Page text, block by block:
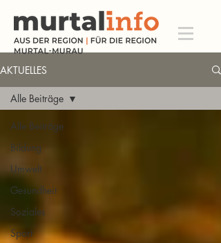
AKTUELLES
Alle Beiträge
Bildung
Umwelt
Gesundheit
Soziales
Sport
Alle Beiträge